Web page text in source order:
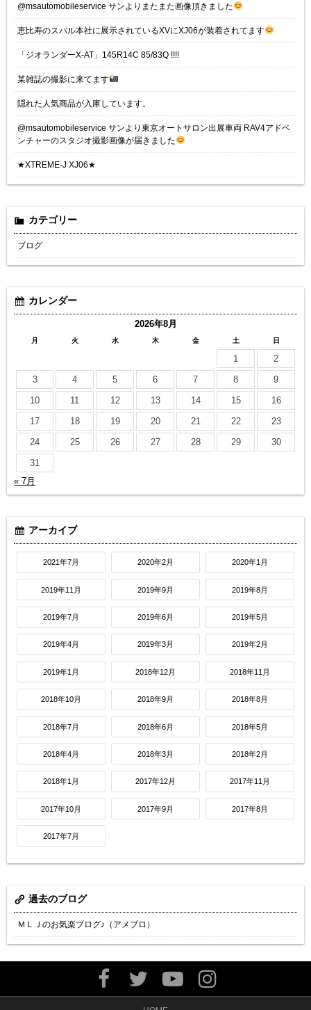
@msautomobileservice サンよりまたまた画像頂きました
恵比寿のスバル本社に展示されているXVにXJ06が装着されてます
「ジオランダーX-AT」145R14C 85/83Q !!!!
某雑誌の撮影に来てます
隠れた人気商品が入庫しています。
@msautomobileservice サンより東京オートサロン出展車両 RAV4アドベ
ンチャーのスタジオ撮影画像が届きました
★XTREME-J XJ06★
カテゴリー
ブログ
カレンダー
2026年8月
月 火 水 木 金 土 日
1
2
3
4 5 6 7 8
9
10
11 12 13 14 15
16
17
18 19 20 21 22
23
24
25 26 27 28 29
30
31
« 7月
アーカイブ
2021年7月 2020年2月 2020年1月
2019年11月 2019年9月 2019年8月
2019年7月 2019年6月 2019年5月
2019年4月 2019年3月 2019年2月
2019年1月 2018年12月 2018年11月
2018年10月 2018年9月 2018年8月
2018年7月 2018年6月 2018年5月
2018年4月 2018年3月 2018年2月
2018年1月 2017年12月 2017年11月
2017年10月 2017年9月 2017年8月
2017年7月
過去のブログ
ＭＬＪのお気楽ブログ♪（アメブロ）